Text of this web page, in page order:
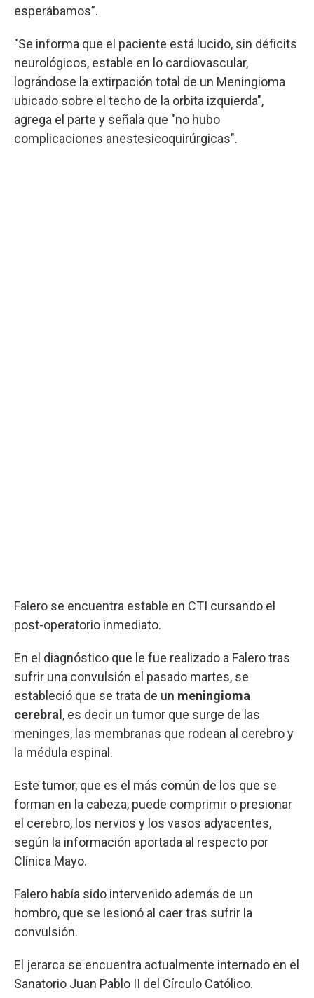
esperábamos”.
"Se informa que el paciente está lucido, sin déficits
neurológicos, estable en lo cardiovascular,
lográndose la extirpación total de un Meningioma
ubicado sobre el techo de la orbita izquierda",
agrega el parte y señala que "no hubo
complicaciones anestesicoquirúrgicas".
Falero se encuentra estable en CTI cursando el
post-operatorio inmediato.
En el diagnóstico que le fue realizado a Falero tras
sufrir una convulsión el pasado martes, se
estableció que se trata de un meningioma
cerebral , es decir un tumor que surge de las
meninges, las membranas que rodean al cerebro y
la médula espinal.
Este tumor, que es el más común de los que se
forman en la cabeza, puede comprimir o presionar
el cerebro, los nervios y los vasos adyacentes,
según la información aportada al respecto por
Clínica Mayo.
Falero había sido intervenido además de un
hombro, que se lesionó al caer tras sufrir la
convulsión.
El jerarca se encuentra actualmente internado en el
Sanatorio Juan Pablo II del Círculo Católico.